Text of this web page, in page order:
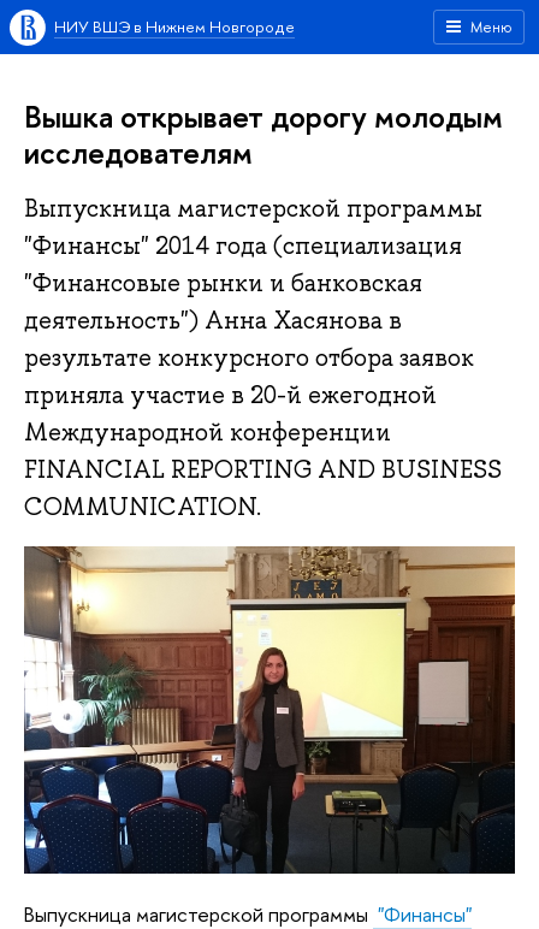
Меню
НИУ ВШЭ в Нижнем Новгороде
Вышка открывает дорогу молодым
исследователям
Выпускница магистерской программы
"Финансы" 2014 года (специализация
"Финансовые рынки и банковская
деятельность") Анна Хасянова в
результате конкурсного отбора заявок
приняла участие в 20-й ежегодной
Международной конференции
FINANCIAL REPORTING AND BUSINESS
COMMUNICATION.
Выпускница магистерской программы "Финансы"